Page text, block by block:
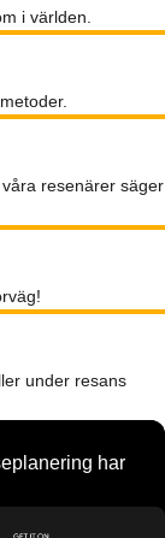
i världen.
resenärer säger
under resans
har